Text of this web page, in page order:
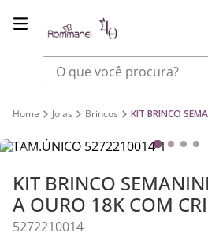
O que você procura?
Joias Brincos KIT BRINCO
KIT BRINCO
A OURO 18K COM
5272210014